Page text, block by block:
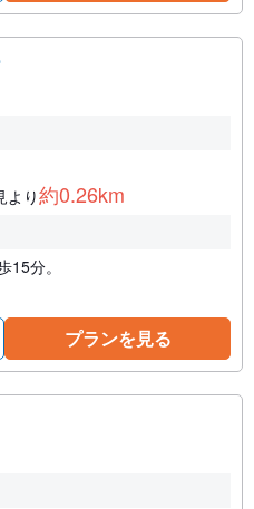
より約0.26km
15分。
プランを見る